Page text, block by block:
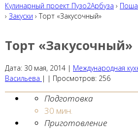
Кулинарный проект Пузо2Aрбуза ›
› Закуски › Торт «Закусочный»
Торт «Закусочный»
Дата: 30 мая, 2014 | Международная
Васильева | | Просмотров: 256
Подготовка
30 мин.
Приготовление